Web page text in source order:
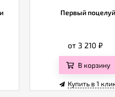
Первый поцелуй
от 3 210 ₽
В корзину
Купить в 1